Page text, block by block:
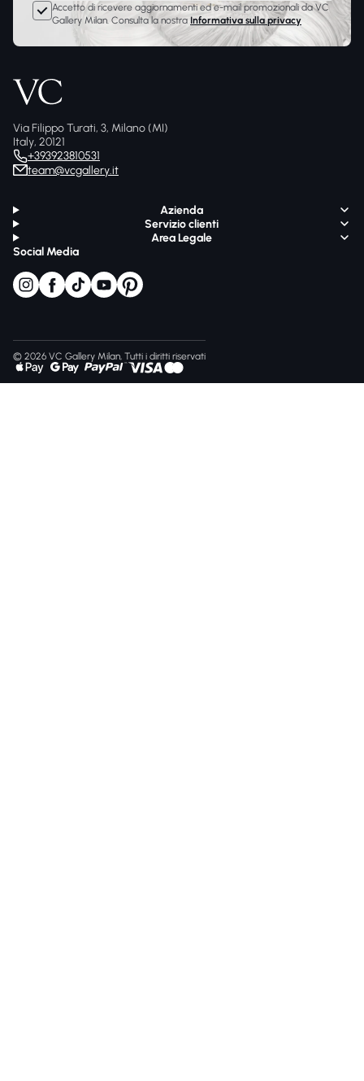
Accetto di ricevere aggiornamenti ed e-mail promozionali da VC
Gallery Milan. Consulta la nostra Informativa sulla privacy
Via Filippo Turati, 3, Milano (MI)
Italy, 20121
+393923810531
team@vcgallery.it
Azienda
Servizio clienti
Area Legale
Social Media
© 2026 VC Gallery Milan, Tutti i diritti riservati